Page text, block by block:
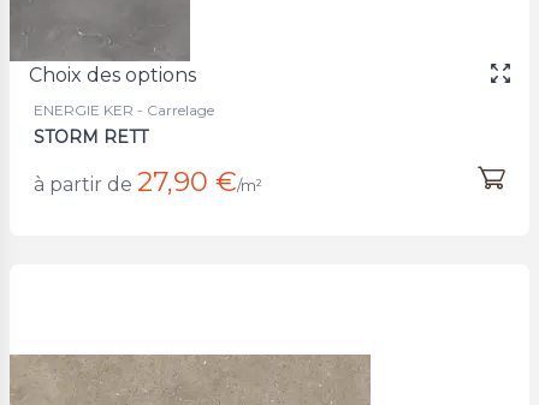
Choix des options
ENERGIE KER - Carrelage
STORM RETT
à partir de 27,90 €/m²